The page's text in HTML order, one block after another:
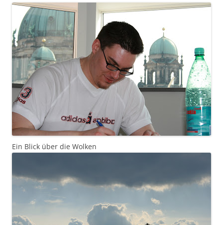
Ein Blick über die Wolken